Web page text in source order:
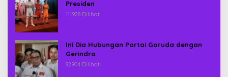
Presiden
111928 Dilihat
Ini Dia Hubungan Partai Garuda dengan
Gerindra
82904 Dilihat